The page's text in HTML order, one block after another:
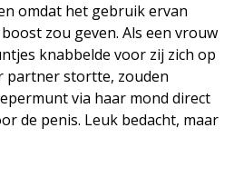
omdat het gebruik ervan
zou geven. Als een vrouw
knabbelde voor zij zich op
partner stortte, zouden
via haar mond direct
de penis. Leuk bedacht, maar